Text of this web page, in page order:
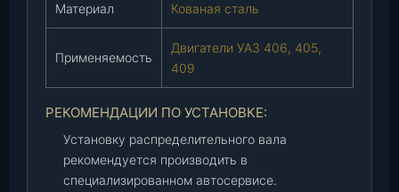
K
1
0
Материал Кованая сталь
Применяемость
Двигатели УАЗ 406, 405,
409
РЕКОМЕНДАЦИИ ПО УСТАНОВКЕ:
Установку распределительного вала
рекомендуется производить в
специализированном автосервисе.